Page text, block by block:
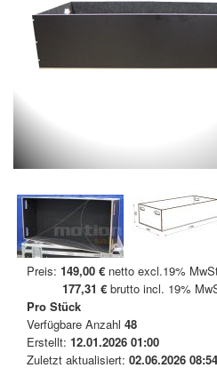
Preis: 149,00 € netto excl.19%
177,31 € brutto incl. 19%
Pro Stück
Verfügbare Anzahl 48
Erstellt: 12.01.2026 01:00
Zuletzt aktualisiert: 02.06.2026 08:54